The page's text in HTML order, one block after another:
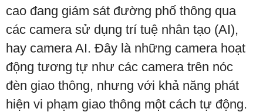
cao đang giám sát đường phố thông qua
các camera sử dụng trí tuệ nhân tạo (AI),
hay camera AI. Đây là những camera hoạt
động tương tự như các camera trên nóc
đèn giao thông, nhưng với khả năng phát
hiện vi phạm giao thông một cách tự động.